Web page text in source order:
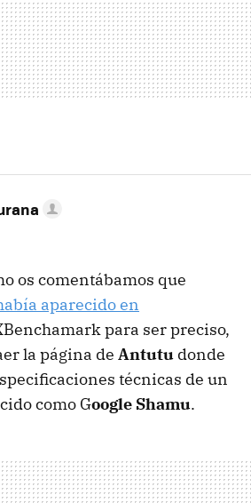
os comentábamos que
aparecido en
para ser preciso,
la página de Antutu donde
técnicas de un
como Google Shamu.